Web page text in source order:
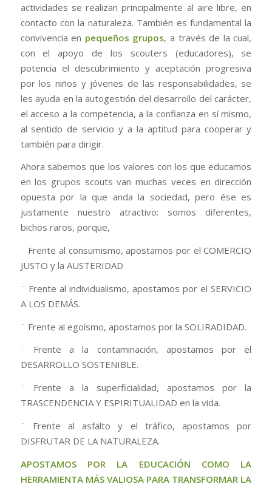
actividades se realizan principalmente al aire libre, en
contacto con la naturaleza. También es fundamental la
convivencia en pequeños grupos, a través de la cual,
con el apoyo de los scouters (educadores), se
potencia el descubrimiento y aceptación progresiva
por los niños y jóvenes de las responsabilidades, se
les ayuda en la autogestión del desarrollo del carácter,
el acceso a la competencia, a la confianza en sí mismo,
al sentido de servicio y a la aptitud para cooperar y
también para dirigir.
Ahora sabemos que los valores con los que educamos
en los grupos scouts van muchas veces en dirección
opuesta por la que anda la sociedad, pero ése es
justamente nuestro atractivo: somos diferentes,
bichos raros, porque,
¨ Frente al consumismo, apostamos por el COMERCIO
JUSTO y la AUSTERIDAD
¨ Frente al individualismo, apostamos por el SERVICIO
A LOS DEMÁS.
¨ Frente al egoísmo, apostamos por la SOLIRADIDAD.
¨ Frente a la contaminación, apostamos por el
DESARROLLO SOSTENIBLE.
¨ Frente a la superficialidad, apostamos por la
TRASCENDENCIA Y ESPIRITUALIDAD en la vida.
¨ Frente al asfalto y el tráfico, apostamos por
DISFRUTAR DE LA NATURALEZA.
APOSTAMOS POR LA EDUCACIÓN COMO LA
HERRAMIENTA MÁS VALIOSA PARA TRANSFORMAR LA